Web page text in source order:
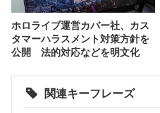
ホロライブ運営カバー社、カス
タマーハラスメント対策方針を
公開 法的対応などを明文化
関連キーフレーズ